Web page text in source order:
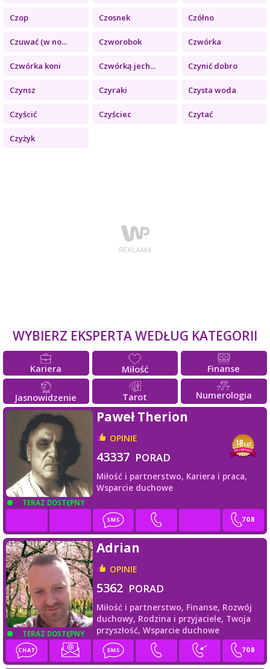
Czop Czosnek Czółno
Czuwać (w no... Czworobok Czwórka
Czwórka koni Czwórką jech... Czynić dobro
Czynsz Czyraki Czysta woda
Czyścić Czyściec Czytać
Czyżyk
WYBIERZ EKSPERTA WEDŁUG KATEGORII
Kariera Miłość Finanse
Jasnowidzenie Tarot Numerologia
TERAZ DOSTĘPNY
Paweł Therion
OPINIE
43337 PORAD
Miłość i partnerstwo, Kariera i praca,
Wsparcie duchowe
TERAZ DOSTĘPNY
Adrian
OPINIE
5362 PORAD
Miłość i partnerstwo, Finanse, Rozwój
duchowy, Rodzina i przyjaciele, Twoja
przyszłość, Wsparcie duchowe